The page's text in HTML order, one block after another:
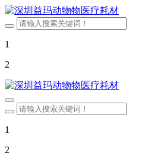
1
2
1
2